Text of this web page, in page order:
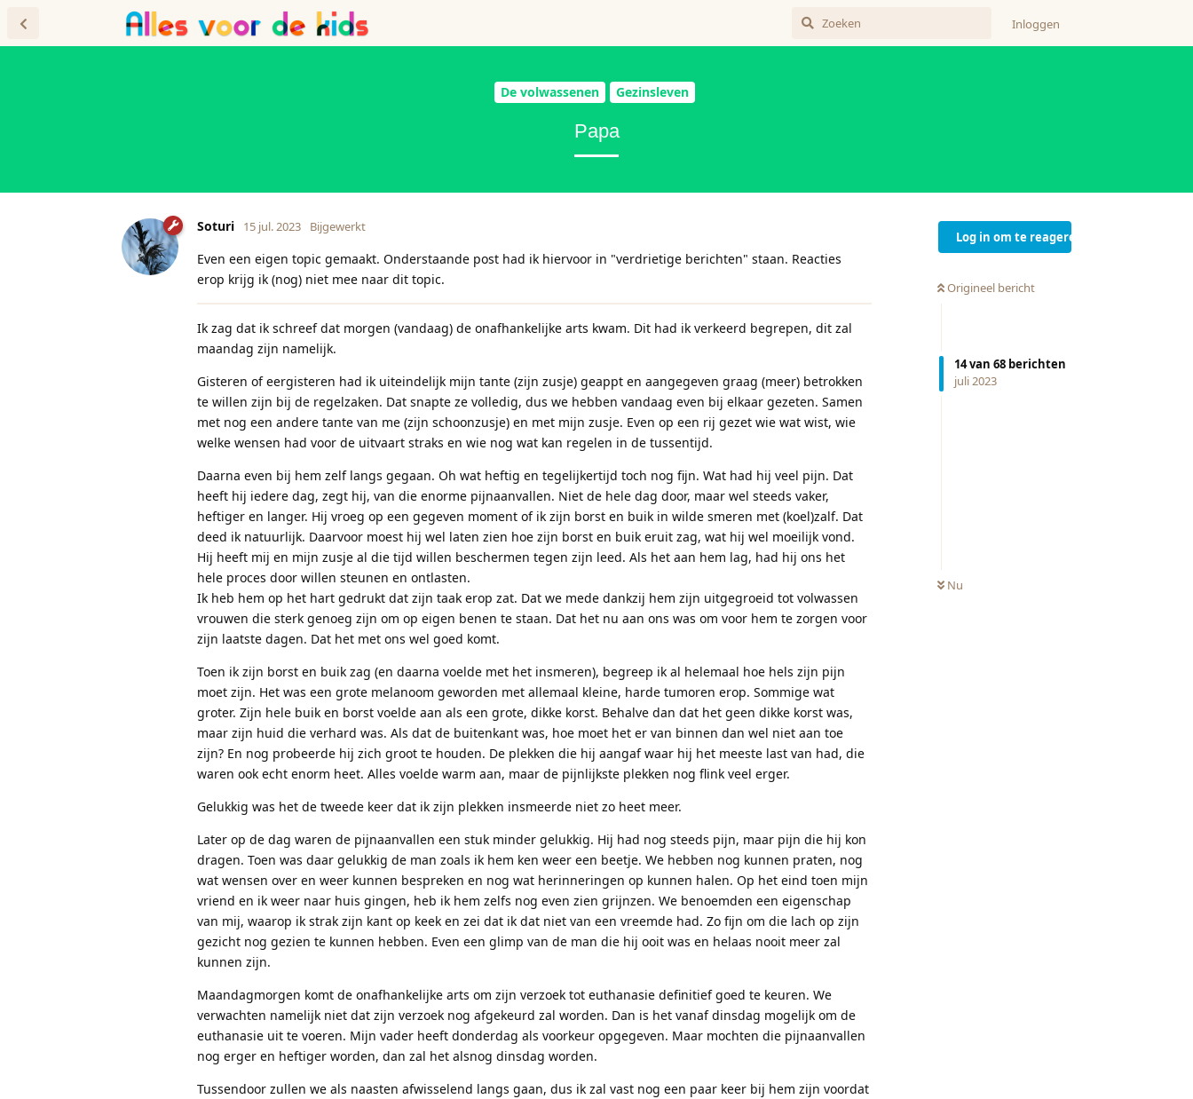
Blog Inloggen
De volwassenen Gezinsleven
Papa
Log in om te reageren
Origineel bericht
14van 68 berichten
juli 2023
Nu
Soturi 15 jul. 2023 Bijgewerkt
Even een eigen topic gemaakt. Onderstaande post had ik hiervoor in "verdrietige berichten" staan. Reacties
erop krijg ik (nog) niet mee naar dit topic.
Ik zag dat ik schreef dat morgen (vandaag) de onafhankelijke arts kwam. Dit had ik verkeerd begrepen, dit zal
maandag zijn namelijk.
Gisteren of eergisteren had ik uiteindelijk mijn tante (zijn zusje) geappt en aangegeven graag (meer) betrokken
te willen zijn bij de regelzaken. Dat snapte ze volledig, dus we hebben vandaag even bij elkaar gezeten. Samen
met nog een andere tante van me (zijn schoonzusje) en met mijn zusje. Even op een rij gezet wie wat wist, wie
welke wensen had voor de uitvaart straks en wie nog wat kan regelen in de tussentijd.
Daarna even bij hem zelf langs gegaan. Oh wat heftig en tegelijkertijd toch nog fijn. Wat had hij veel pijn. Dat
heeft hij iedere dag, zegt hij, van die enorme pijnaanvallen. Niet de hele dag door, maar wel steeds vaker,
heftiger en langer. Hij vroeg op een gegeven moment of ik zijn borst en buik in wilde smeren met (koel)zalf. Dat
deed ik natuurlijk. Daarvoor moest hij wel laten zien hoe zijn borst en buik eruit zag, wat hij wel moeilijk vond.
Hij heeft mij en mijn zusje al die tijd willen beschermen tegen zijn leed. Als het aan hem lag, had hij ons het
hele proces door willen steunen en ontlasten.
Ik heb hem op het hart gedrukt dat zijn taak erop zat. Dat we mede dankzij hem zijn uitgegroeid tot volwassen
vrouwen die sterk genoeg zijn om op eigen benen te staan. Dat het nu aan ons was om voor hem te zorgen voor
zijn laatste dagen. Dat het met ons wel goed komt.
Toen ik zijn borst en buik zag (en daarna voelde met het insmeren), begreep ik al helemaal hoe hels zijn pijn
moet zijn. Het was een grote melanoom geworden met allemaal kleine, harde tumoren erop. Sommige wat
groter. Zijn hele buik en borst voelde aan als een grote, dikke korst. Behalve dan dat het geen dikke korst was,
maar zijn huid die verhard was. Als dat de buitenkant was, hoe moet het er van binnen dan wel niet aan toe
zijn? En nog probeerde hij zich groot te houden. De plekken die hij aangaf waar hij het meeste last van had, die
waren ook echt enorm heet. Alles voelde warm aan, maar de pijnlijkste plekken nog flink veel erger.
Gelukkig was het de tweede keer dat ik zijn plekken insmeerde niet zo heet meer.
Later op de dag waren de pijnaanvallen een stuk minder gelukkig. Hij had nog steeds pijn, maar pijn die hij kon
dragen. Toen was daar gelukkig de man zoals ik hem ken weer een beetje. We hebben nog kunnen praten, nog
wat wensen over en weer kunnen bespreken en nog wat herinneringen op kunnen halen. Op het eind toen mijn
vriend en ik weer naar huis gingen, heb ik hem zelfs nog even zien grijnzen. We benoemden een eigenschap
van mij, waarop ik strak zijn kant op keek en zei dat ik dat niet van een vreemde had. Zo fijn om die lach op zijn
gezicht nog gezien te kunnen hebben. Even een glimp van de man die hij ooit was en helaas nooit meer zal
kunnen zijn.
Maandagmorgen komt de onafhankelijke arts om zijn verzoek tot euthanasie definitief goed te keuren. We
verwachten namelijk niet dat zijn verzoek nog afgekeurd zal worden. Dan is het vanaf dinsdag mogelijk om de
euthanasie uit te voeren. Mijn vader heeft donderdag als voorkeur opgegeven. Maar mochten die pijnaanvallen
nog erger en heftiger worden, dan zal het alsnog dinsdag worden.
Tussendoor zullen we als naasten afwisselend langs gaan, dus ik zal vast nog een paar keer bij hem zijn voordat